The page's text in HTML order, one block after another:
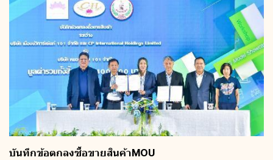
บันทึกข้อตกลงซื้อขายสินค้าMOU